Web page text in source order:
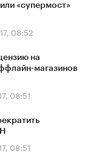
«супермост»
08:52
на
магазинов
08:51
08:51